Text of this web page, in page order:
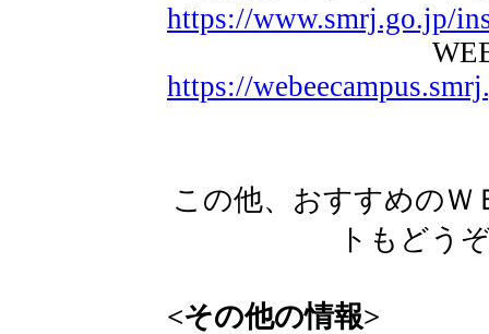
https://www.smrj.go.jp/
WEBee
https://
この他、おすすめの
トもどう
<その他の情報>